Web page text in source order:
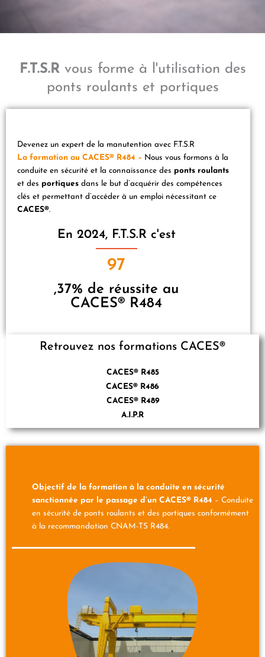
F.T.S.Rvous forme à l'utilisation des
ponts roulants et portiques
Devenez un expert de la manutention avec F.T.S.R
La formation au CACES® R484 – Nous vous formons à la
conduite en sécurité et la connaissance des ponts roulants
et des portiques dans le but d’acquérir des compétences
clés et permettant d’accéder à un emploi nécessitant ce
CACES®.
En 2024, F.T.S.R c'est
97
,37% de réussite au
CACES® R484
Retrouvez nos formations CACES®
CACES® R485
CACES® R486
CACES® R489
A.I.P.R
Objectif de la formation à la conduite en sécurité
sanctionnée par le passage d’un CACES® R484 – Conduite
en sécurité de ponts roulants et des portiques conformément
à la recommandation CNAM-TS R484.